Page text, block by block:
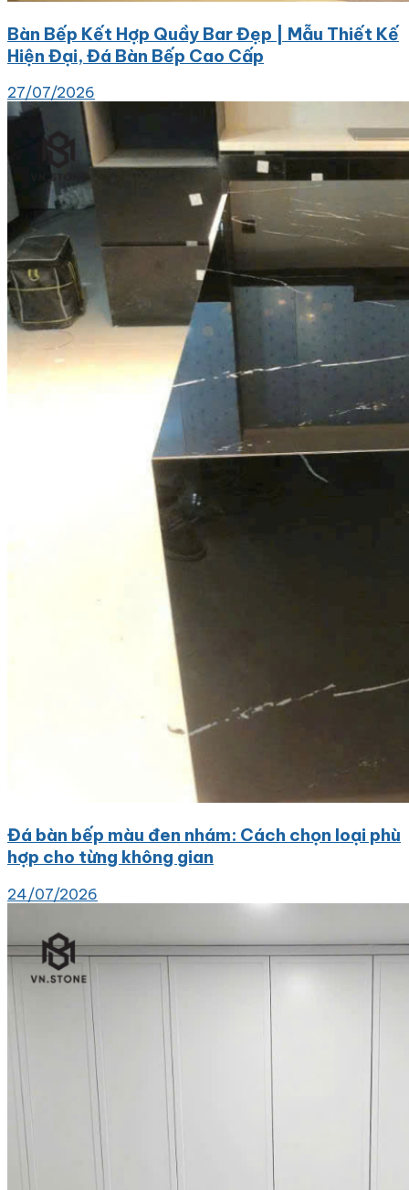
Bàn Bếp Kết Hợp Quầy Bar Đẹp | Mẫu Thiết Kế
Hiện Đại, Đá Bàn Bếp Cao Cấp
27/07/2026
Đá bàn bếp màu đen nhám: Cách chọn loại phù
hợp cho từng không gian
24/07/2026